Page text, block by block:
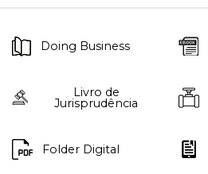
Doing Business
Livro de
Jurisprudência
Folder Digital